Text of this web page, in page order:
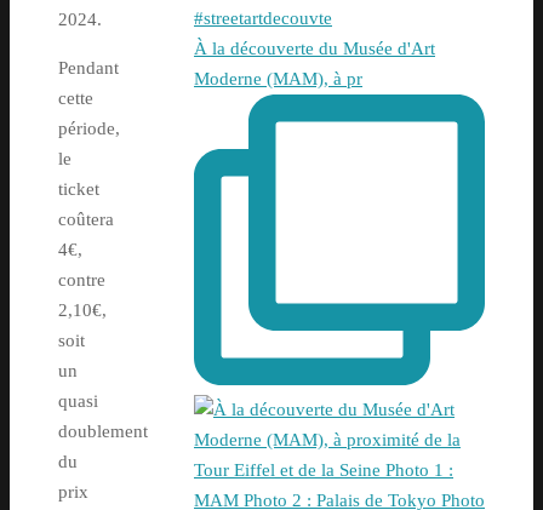
2024.
Pendant
cette
période,
le
ticket
coûtera
4€,
contre
2,10€,
soit
un
quasi
doublement
du
prix
À la découverte du Musée d'Art
Moderne (MAM), à pr